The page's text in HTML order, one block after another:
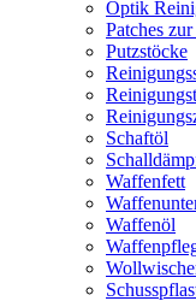
Optik
Patches
Putzstöcke
Schaftöl
Waffenfett
Waffenöl